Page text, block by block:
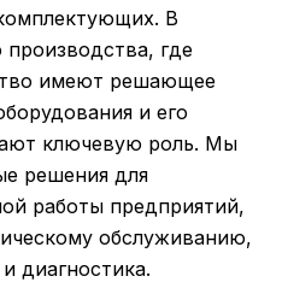
В
производства, где
имеют решающее
и его
ключевую роль. Мы
решения для
работы предприятий,
обслуживанию,
диагностика.